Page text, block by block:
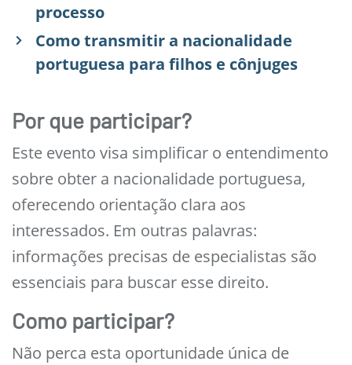
processo
Como transmitir a nacionalidade
portuguesa para filhos e cônjuges
Por que participar?
Este evento visa simplificar o entendimento
sobre obter a nacionalidade portuguesa,
oferecendo orientação clara aos
interessados. Em outras palavras:
informações precisas de especialistas são
essenciais para buscar esse direito.
Como participar?
Não perca esta oportunidade única de